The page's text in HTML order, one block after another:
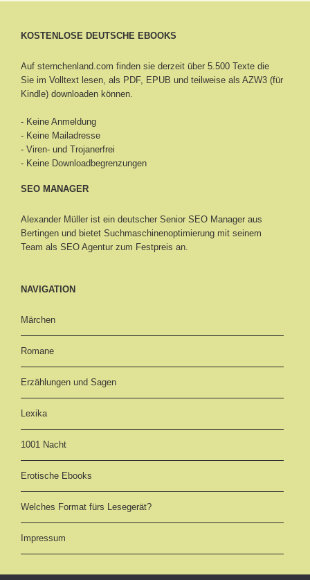
KOSTENLOSE DEUTSCHE EBOOKS
Auf sternchenland.com finden sie derzeit über 5.500 Texte die
Sie im Volltext lesen, als PDF, EPUB und teilweise als AZW3 (für
Kindle) downloaden können.
- Keine Anmeldung
- Keine Mailadresse
- Viren- und Trojanerfrei
- Keine Downloadbegrenzungen
SEO MANAGER
Alexander Müller ist ein deutscher Senior SEO Manager aus
Bertingen und bietet Suchmaschinenoptimierung mit seinem
Team als SEO Agentur zum Festpreis an.
NAVIGATION
Märchen
Romane
Erzählungen und Sagen
Lexika
1001 Nacht
Erotische Ebooks
Welches Format fürs Lesegerät?
Impressum